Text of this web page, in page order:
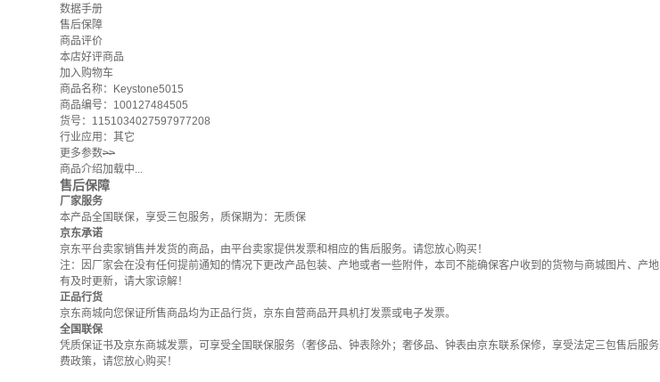
数据手册
售后保障
商品评价
本店好评商品
加入购物车
商品名称：Keystone5015
商品编号：100127484505
货号：1151034027597977208
行业应用：其它
更多参数>>
商品介绍加载中...
售后保障
厂家服务
本产品全国联保，享受三包服务，质保期为：无质保
京东承诺
京东平台卖家销售并发货的商品，由平台卖家提供发票和相应的售后服务。请您放心购买！
注：因厂家会在没有任何提前通知的情况下更改产品包装、产地或者一些附件，本司不能确保客户收到的货物与商城图片、
有及时更新，请大家谅解！
正品行货
京东商城向您保证所售商品均为正品行货，京东自营商品开具机打发票或电子发票。
全国联保
凭质保证书及京东商城发票，可享受全国联保服务（奢侈品、钟表除外；奢侈品、钟表由京东联系保修，享受法定三包售后
费政策，请您放心购买！